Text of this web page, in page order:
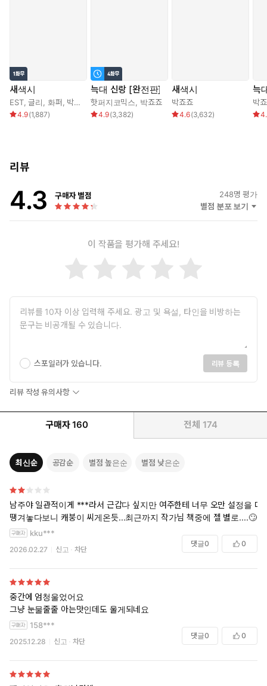
엘리시아가 뭐라 항의하기도 전, 낮고 힘 있는 음성이 텅 빈 예배
당 안을 울렸다.
어 주며, 죽음이 갈라놓을 때까지 그의 소유가 될 것을 신 앞에 맹세
새색시
EST,글리, 화퍼, 박죠죠
4.9(1,887)
늑대 신랑 [완전판]
핫퍼지코믹스, 박죠죠
4.9(3,382)
새색시
박죠죠
4.6(3,632)
늑
박
리뷰
4.3 구매자 별점 248명 평가
별점 분포 보기
이 작품을 평가해 주세요!
스포일러가 있습니다. 리뷰 등록
리뷰 작성 유의사항
구매자 160 전체 174
최신순 공감순 별점 높은순 별점 낮은순
남주야 일관적이게 ***라서 근갑다 싶지만 여주한테 너무 오만 설정을 다
땡겨놓다보니 캐붕이 씨게온듯...최근까지 작가님 책중에 젤 별로....🙄
kku***
2026.02.27 신고 차단
댓글0 0
중간에 엄청울었어요
그냥 눈물줄줄 아는맛인데도 울게되네요
158***
2025.12.28 신고 차단
댓글0 0